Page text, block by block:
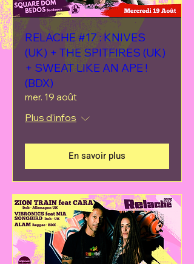
RELACHE #17 : KNIVES
(UK) + THE SPITFIRES (UK)
+ SWEAT LIKE AN APE !
(BDX)
mer. 19 août
Plus d'infos
En savoir plus